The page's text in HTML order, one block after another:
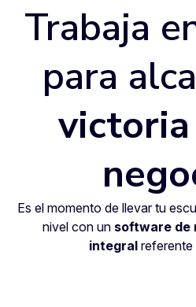
Trabaja
para
Es el momento de llevar tu
nivel con unsoftware de
integralreferente